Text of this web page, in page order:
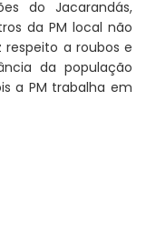
do Jacarandás,
da PM local não
a roubos e
da população
a PM trabalha em